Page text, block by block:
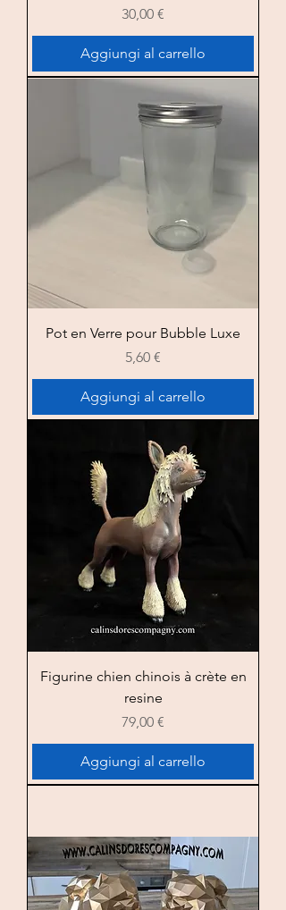
Prezzo
30,00 €
Aggiungi al carrello
Pot en Verre pour Bubble Luxe
Prezzo
5,60 €
Aggiungi al carrello
Figurine chien chinois à crète en
resine
Prezzo
79,00 €
Aggiungi al carrello